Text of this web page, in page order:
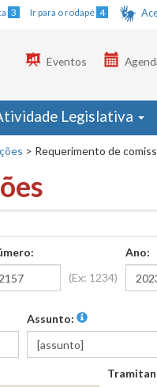
3 Ir para o rodapé 4
Eventos
Legislativa
> Requerimento de
(Ex: 1234)
Ano:
Assunto: